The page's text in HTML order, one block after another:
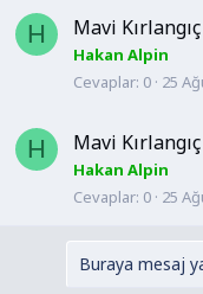
H Mavi
Hakan Alpin
Cevaplar 0 25
H Mavi
Hakan Alpin
Cevaplar 0 25
Buraya mesaj